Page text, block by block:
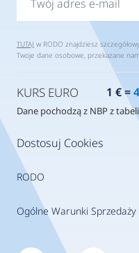
Dostosuj Cookies
RODO
Ogólne Warunki Sprzedaży
TUTAJ w RODO znajdziesz
Twoje dane osobowe, przekazane
KURS EURO 1 € =
Dane pochodzą z NBP z